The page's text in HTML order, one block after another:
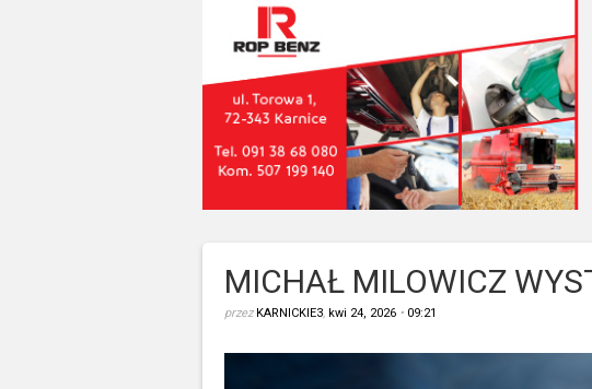
MICHAŁ MILOWICZ
przez KARNICKIE3, kwi 24, 2026• 09:21